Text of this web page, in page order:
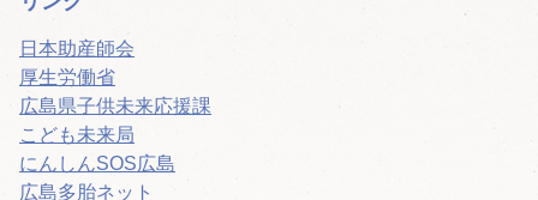
日本助産師会
厚生労働省
広島県子供未来応援課
こども未来局
にんしんSOS広島
広島多胎ネット